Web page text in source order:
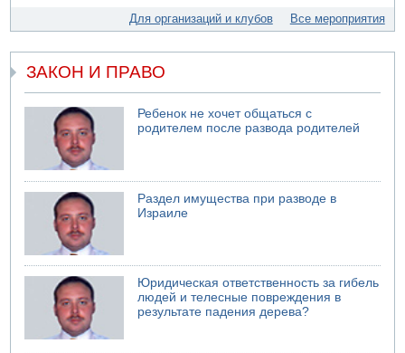
05.08.2026 18:28
МАДА призывает израильтян срочно сдавать кровь
05.08.2026 17:00
Бывший посол Израиля в ООН Гилад Эрдан объявит в
четверг о создании новой политической партии
Для организаций и клубов Все мероприятия
ЗАКОН И ПРАВО
Ребенок не хочет общаться с
родителем после развода родителей
Раздел имущества при разводе в
Израиле
Юридическая ответственность за гибель
людей и телесные повреждения в
результате падения дерева?